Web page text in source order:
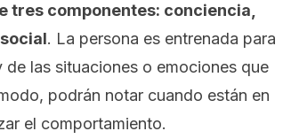
tres componentes: conciencia,
. La persona es entrenada para
las situaciones o emociones que
podrán notar cuando están en
el comportamiento.